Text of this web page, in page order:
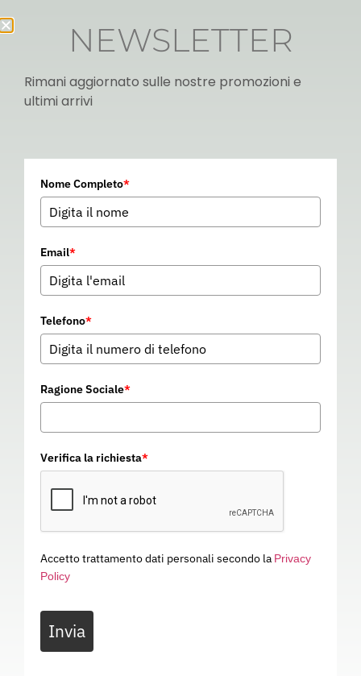
NEWSLETTER
Rimani aggiornato sulle nostre promozioni e
ultimi arrivi
Nome Completo*
Email*
Telefono*
Ragione Sociale*
Verifica la richiesta*
Accetto trattamento dati personali secondo la Privacy
Policy
Invia